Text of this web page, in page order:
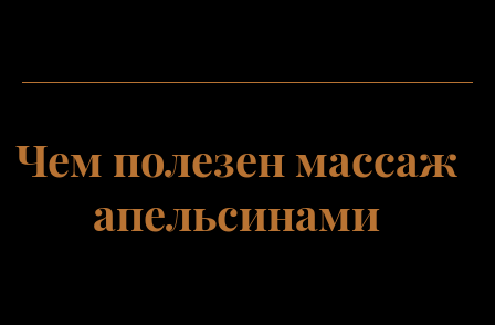
Чем полезен массаж
апельсинами